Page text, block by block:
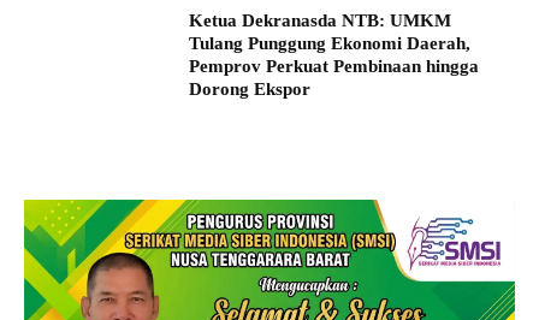
Ketua Dekranasda NTB: UMKM
Tulang Punggung Ekonomi Daerah,
Pemprov Perkuat Pembinaan hingga
Dorong Ekspor